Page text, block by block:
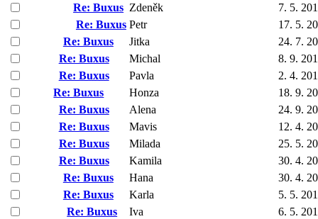
Re: Buxus Zdeněk
7. 5.
Re: Buxus Petr
17. 5.
Re: Buxus
Jitka
24. 7.
Re: Buxus
Michal
8. 9.
Re: Buxus
Pavla
2. 4.
Re: Buxus
Honza
18. 9.
Re: Buxus
Alena
24. 9.
Re: Buxus
Mavis
12. 4.
Re: Buxus
Milada
25. 5.
Re: Buxus
Kamila
30. 4.
Re: Buxus
Hana
30. 4.
Re: Buxus
Karla
5. 5.
Re: Buxus
Iva
6. 5.